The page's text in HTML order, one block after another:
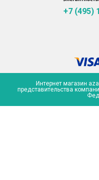
+7 (495)
Интернет магазин
представительства